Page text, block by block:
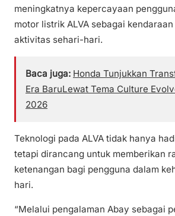
meningkatnya kepercayaan
motor listrik ALVA sebagai
aktivitas sehari-hari.
Baca juga: Honda Tunjukkan
Era BaruLewat Tema Culture
2026
Teknologi pada ALVA tidak hanya
tetapi dirancang untuk memberikan
ketenangan bagi pengguna dalam
hari.
“Melalui pengalaman Abay sebagai